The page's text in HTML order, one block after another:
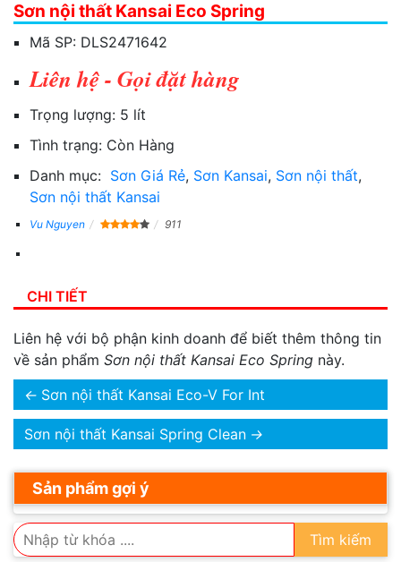
Sơn nội thất Kansai Eco Spring
Mã SP: DLS2471642
Liên hệ - Gọi đặt hàng
Trọng lượng: 5 lít
Tình trạng: Còn Hàng
Danh mục: Sơn Giá Rẻ, Sơn Kansai, Sơn nội thất,
Sơn nội thất Kansai
Vu Nguyen 911
CHI TIẾT
Liên hệ với bộ phận kinh doanh để biết thêm thông tin
về sản phẩm Sơn nội thất Kansai Eco Spring này.
← Sơn nội thất Kansai Eco-V For Int
Sơn nội thất Kansai Spring Clean →
Sản phẩm gợi ý
Tìm kiếm